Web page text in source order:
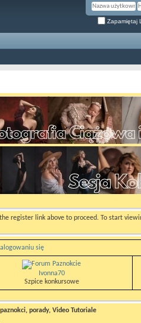
Zapamiętaj
register link above to proceed. To start
się
Ivonna70
Szpice konkursowe
porady, Video Tutoriale